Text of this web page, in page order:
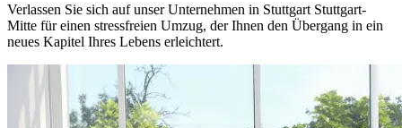
Verlassen Sie sich auf unser Unternehmen in Stuttgart Stuttgart-
Mitte für einen stressfreien Umzug, der Ihnen den Übergang in ein
neues Kapitel Ihres Lebens erleichtert.